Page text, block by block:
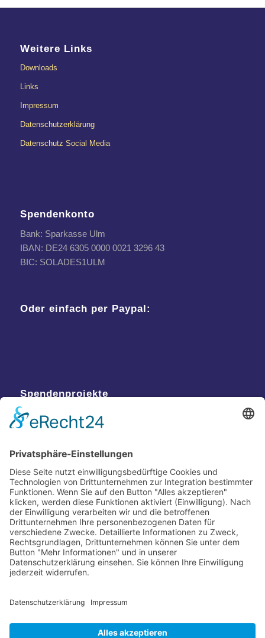
Weitere Links
Downloads
Links
Impressum
Datenschutzerklärung
Datenschutz Social Media
Spendenkonto
Bank: Sparkasse Ulm
IBAN: DE24 6305 0000 0021 3296 43
BIC: SOLADES1ULM
Oder einfach per Paypal:
Spendenprojekte
Kontakt
Postanschrift
Traumkatzen e.V.